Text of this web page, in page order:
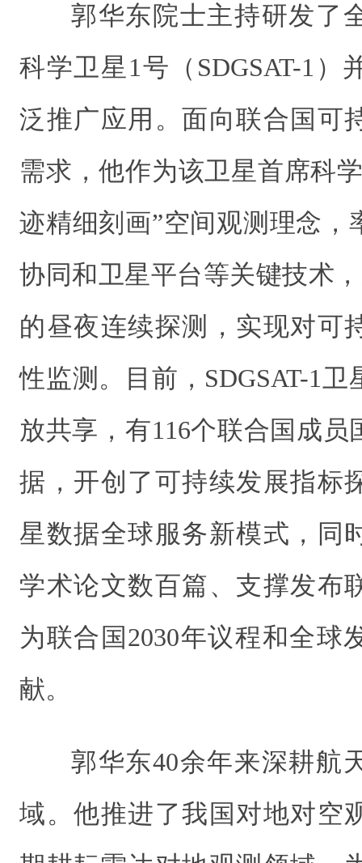
郭华东院士主持研发了
科学卫星1号（SDGSAT-1）
泛推广应用。面向联合国可
需求，他作为该卫星首席科
迹精细刻画”空间观测理念，
协同和卫星平台等关键技术
的昼夜连续探测，实现对可
性监测。目前，SDGSAT-1
放共享，有116个联合国成
据，开创了可持续发展指标
星数据全球服务新模式，同
学术论文数百篇、支撑发布
为联合国2030年议程和全球
献。
郭华东40余年来深耕航
域。他推进了我国对地对空